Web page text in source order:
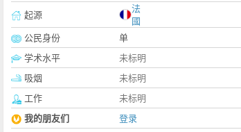
起源
法
國
公民身份
单
学术水平
未标明
吸烟
未标明
工作
未标明
我的朋友们
登录